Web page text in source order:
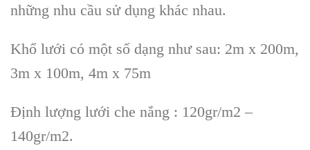
những nhu cầu sử dụng khác nhau.
Khổ lưới có một số dạng như sau: 2m x 200m,
3m x 100m, 4m x 75m
Định lượng lưới che nắng : 120gr/m2 –
140gr/m2.